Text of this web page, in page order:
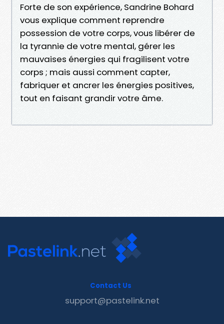
Forte de son expérience, Sandrine Bohard
vous explique comment reprendre
possession de votre corps, vous libérer de
la tyrannie de votre mental, gérer les
mauvaises énergies qui fragilisent votre
corps ; mais aussi comment capter,
fabriquer et ancrer les énergies positives,
tout en faisant grandir votre âme.
Contact Us
support@pastelink.net